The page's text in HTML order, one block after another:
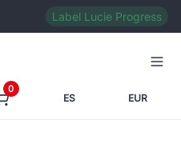
Label Lucie Progress
0
ES EUR